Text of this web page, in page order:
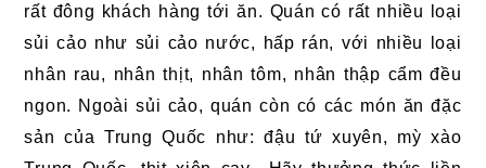
rất đông khách hàng tới ăn. Quán có rất nhiều loại
sủi cảo như sủi cảo nước, hấp rán, với nhiều loại
nhân rau, nhân thịt, nhân tôm, nhân thập cẩm đều
ngon. Ngoài sủi cảo, quán còn có các món ăn đặc
sản của Trung Quốc như: đậu tứ xuyên, mỳ xào